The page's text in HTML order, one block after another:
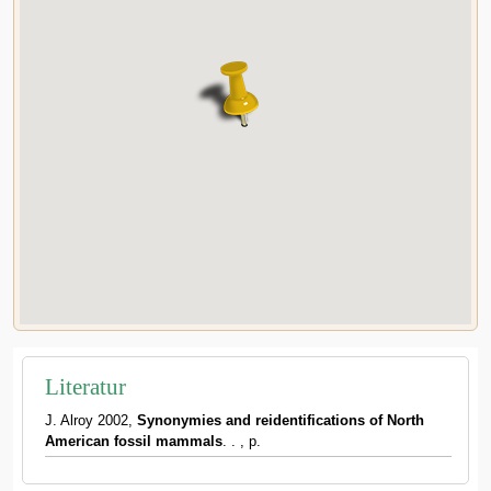
Literatur
J. Alroy 2002, Synonymies and reidentifications of North
American fossil mammals. . , p.